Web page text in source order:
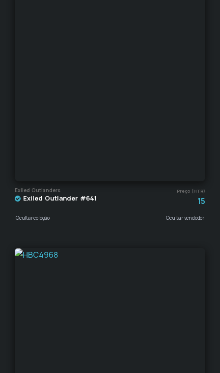
Exiled Outlanders Preço (HTR)
Exiled Outlander #641 15
Ocultar coleção Ocultar vendedor